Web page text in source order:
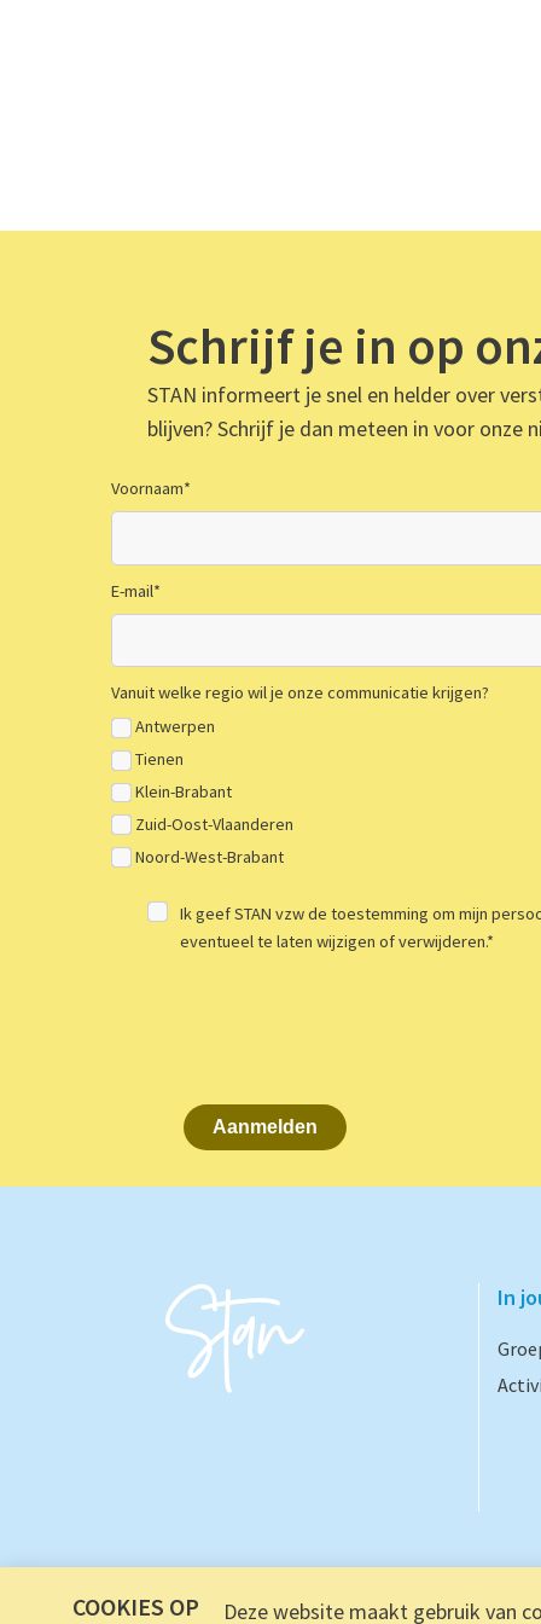
Schrijf je in op
STAN informeert je snel en helder over
blijven? Schrijf je dan meteen in voor onze
Voornaam*
E-mail*
Vanuit welke regio wil je onze communicatie krijgen?
Antwerpen
Tienen
Klein-Brabant
Zuid-Oost-Vlaanderen
Noord-West-Brabant
Ik geef STAN vzw de toestemming om mijn
eventueel te laten wijzigen of verwijderen.*
Aanmelden
In
COOKIES OP Deze website maakt gebruik van